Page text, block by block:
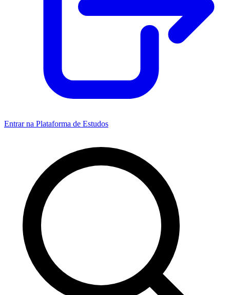
Entrar na Plataforma de Estudos